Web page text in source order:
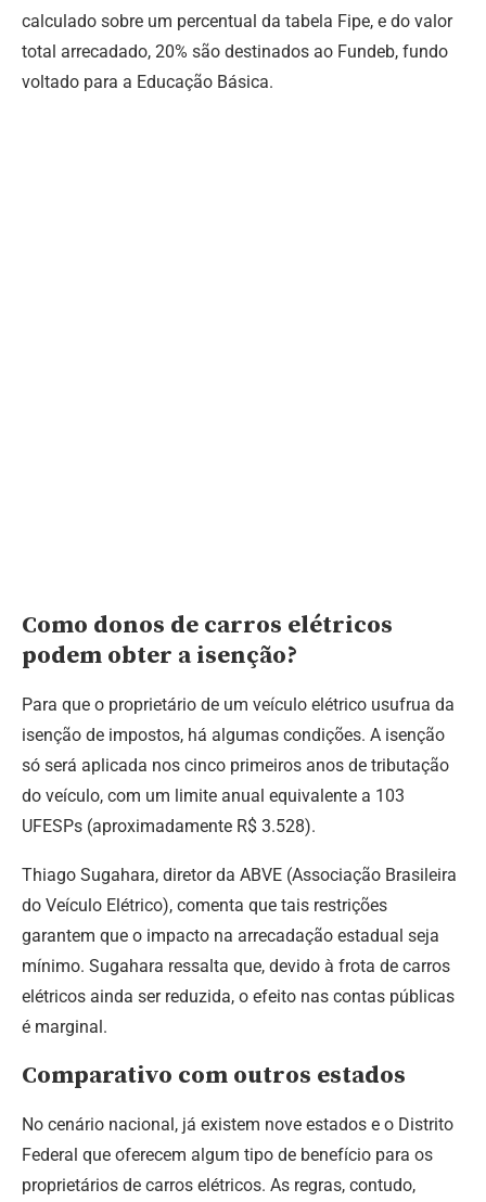
calculado sobre um percentual da tabela Fipe, e do valor
total arrecadado, 20% são destinados ao Fundeb, fundo
voltado para a Educação Básica.
Como donos de carros elétricos
podem obter a isenção?
Para que o proprietário de um veículo elétrico usufrua da
isenção de impostos, há algumas condições. A isenção
só será aplicada nos cinco primeiros anos de tributação
do veículo, com um limite anual equivalente a 103
UFESPs (aproximadamente R$ 3.528).
Thiago Sugahara, diretor da ABVE (Associação Brasileira
do Veículo Elétrico), comenta que tais restrições
garantem que o impacto na arrecadação estadual seja
mínimo. Sugahara ressalta que, devido à frota de carros
elétricos ainda ser reduzida, o efeito nas contas públicas
é marginal.
Comparativo com outros estados
No cenário nacional, já existem nove estados e o Distrito
Federal que oferecem algum tipo de benefício para os
proprietários de carros elétricos. As regras, contudo,